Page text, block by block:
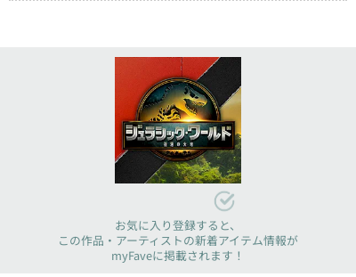
お気に入り登録すると、
この作品・アーティストの新着アイテム情報が
myFaveに掲載されます！